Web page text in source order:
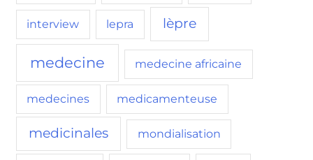
interview lepra lèpre
medecine medecine africaine
medecines medicamenteuse
medicinales mondialisation